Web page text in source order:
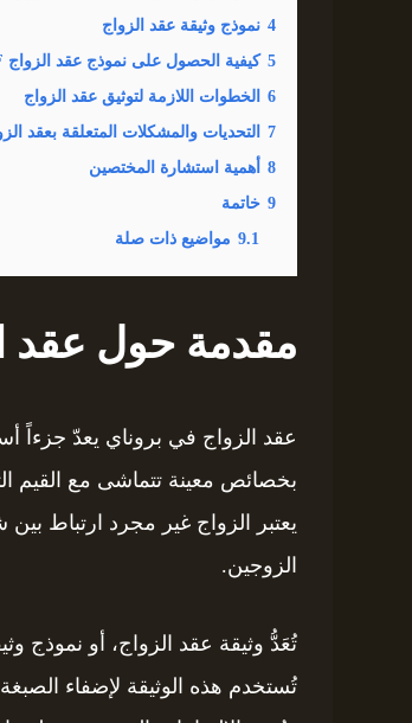
4 نموذج وثيقة عقد الزواج
5 كيفية الحصول على نموذج عقد الزواج PDF
6
الخطوات اللازمة لتوثيق عقد الزواج
7
التحديات والمشكلات المتعلقة بعقد
8
أهمية استشارة المختصين
9 خاتمة
9.1 مواضيع ذات صلة
مقدمة حول عقد
عقد الزواج في بروناي يعدّ جزءاً
بخصائص معينة تتماشى مع القيم
يعتبر الزواج غير مجرد ارتباط بين
الزوجين.
تُستخدم هذه الوثيقة لإضفاء